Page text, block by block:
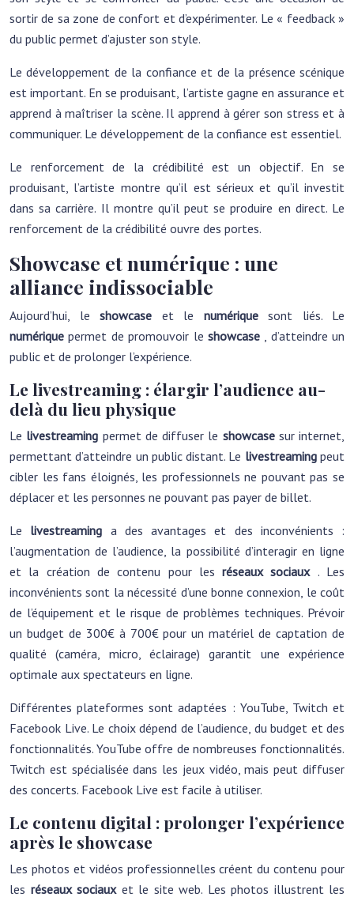
sortir de sa zone de confort et d’expérimenter. Le « feedback »
du public permet d’ajuster son style.
Le développement de la confiance et de la présence scénique
est important. En se produisant, l’artiste gagne en assurance et
apprend à maîtriser la scène. Il apprend à gérer son stress et à
communiquer. Le développement de la confiance est essentiel.
Le renforcement de la crédibilité est un objectif. En se
produisant, l’artiste montre qu’il est sérieux et qu’il investit
dans sa carrière. Il montre qu’il peut se produire en direct. Le
renforcement de la crédibilité ouvre des portes.
Showcase et numérique : une
alliance indissociable
Aujourd’hui, le showcase et le numérique sont liés. Le
numériquepermet de promouvoir le showcase , d’atteindre un
public et de prolonger l’expérience.
Le livestreaming : élargir l’audience au-
delà du lieu physique
Le livestreaming permet de diffuser le showcase sur internet,
permettant d’atteindre un public distant. Le livestreamingpeut
cibler les fans éloignés, les professionnels ne pouvant pas se
déplacer et les personnes ne pouvant pas payer de billet.
Le livestreaming a des avantages et des inconvénients :
l’augmentation de l’audience, la possibilité d’interagir en ligne
et la création de contenu pour lesréseaux sociaux . Les
inconvénients sont la nécessité d’une bonne connexion, le coût
de l’équipement et le risque de problèmes techniques. Prévoir
un budget de 300€ à 700€ pour un matériel de captation de
qualité (caméra, micro, éclairage) garantit une expérience
optimale aux spectateurs en ligne.
Différentes plateformes sont adaptées : YouTube, Twitch et
Facebook Live. Le choix dépend de l’audience, du budget et des
fonctionnalités. YouTube offre de nombreuses fonctionnalités.
Twitch est spécialisée dans les jeux vidéo, mais peut diffuser
des concerts. Facebook Live est facile à utiliser.
Le contenu digital : prolonger l’expérience
après le showcase
Les photos et vidéos professionnelles créent du contenu pour
les réseaux sociaux et le site web. Les photos illustrent les